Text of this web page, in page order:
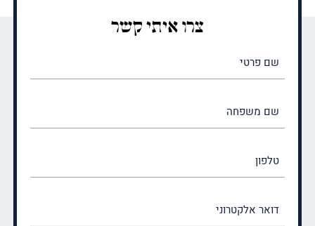
צרו איתי קשר
(חובה)
(חובה)